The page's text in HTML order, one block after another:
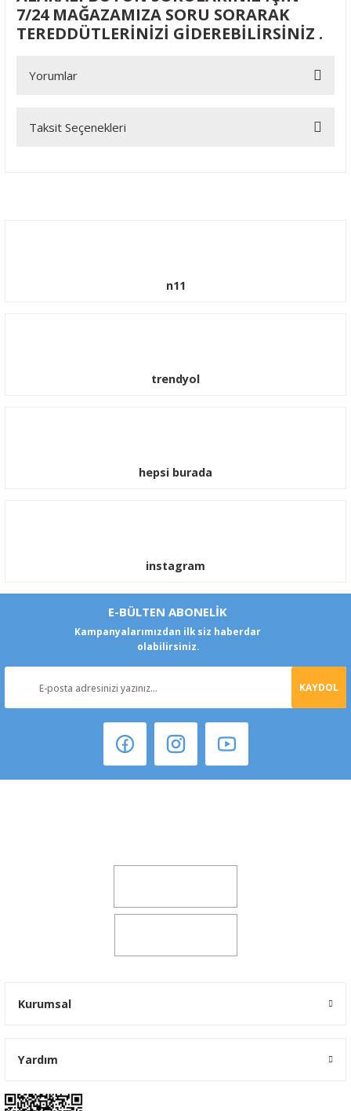
7/24 MAĞAZAMIZA SORU SORARAK
TEREDDÜTLERİNİZİ GİDEREBİLİRSİNİZ .
Yorumlar
Bu ürüne ilk yorumu siz yapın!
Taksit Seçenekleri
n11
trendyol
hepsi burada
instagram
E-BÜLTEN ABONELİK
Kampanyalarımızdan ilk siz haberdar
olabilirsiniz.
KAYDOL
Kurumsal
Yardım